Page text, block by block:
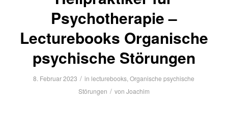
Psychotherapie –
Lecturebooks Organische
psychische Störungen
8. Februar 2023 / in lecturebooks,Organische psychische
Störungen / von Joachim